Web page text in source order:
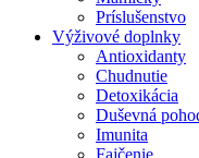
Príslušenstvo
Výživové doplnky
Antioxidanty
Chudnutie
Detoxikácia
Duševná
Imunita
Fajčenie